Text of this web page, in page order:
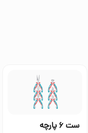
ست 6 پارچه